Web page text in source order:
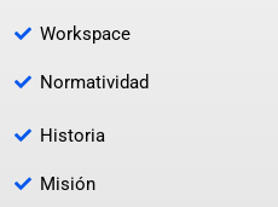
Workspace
Normatividad
Historia
Misión